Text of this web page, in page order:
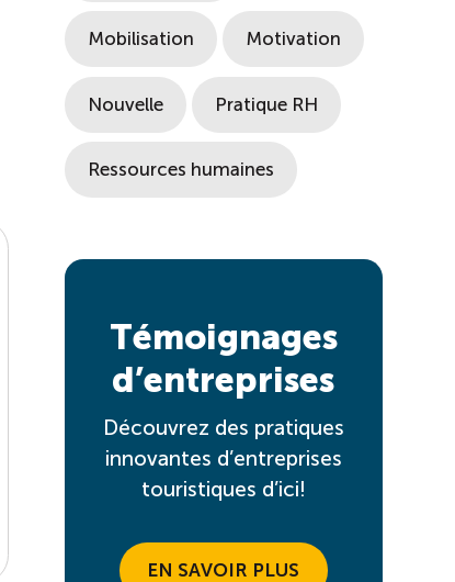
Mobilisation Motivation
Nouvelle Pratique RH
Ressources humaines
Témoignages
d’entreprises
Découvrez des pratiques
innovantes d’entreprises
touristiques d’ici!
EN SAVOIR PLUS